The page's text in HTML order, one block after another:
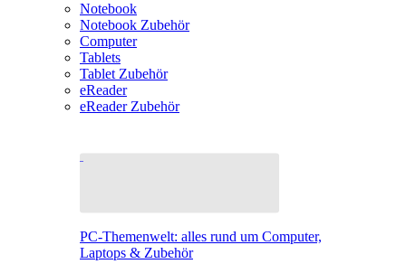
Notebook
Notebook Zubehör
Computer
Tablets
Tablet Zubehör
eReader
eReader Zubehör
PC-Themenwelt: alles rund um Computer,
Laptops & Zubehör